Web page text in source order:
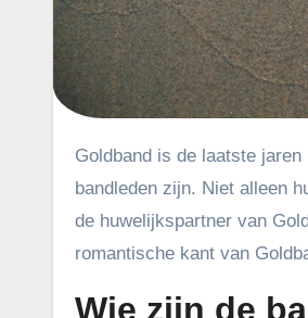
Goldband is de laatste jaren razend populair. De Haagse band scoort hit na hit en veel mensen willen weten wie de
bandleden zijn. Niet alleen
de huwelijkspartner van
romantische kant van
Wie zijn de